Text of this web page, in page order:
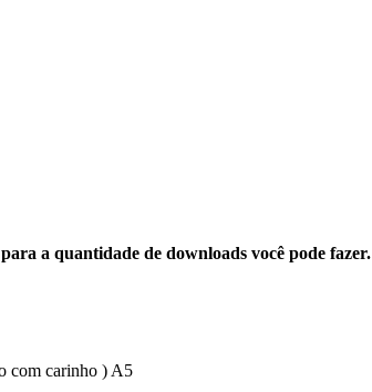
a quantidade de downloads você pode fazer.
com carinho ) A5